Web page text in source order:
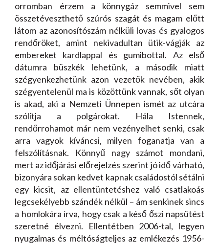
orromban érzem a könnygáz semmivel sem
összetéveszthető szúrós szagát és magam előtt
látom az azonosítószám nélküli lovas és gyalogos
rendőröket, amint nekivadultan ütik-vágják az
embereket kardlappal és gumibottal. Az első
dátumra büszkék lehetünk, a második miatt
szégyenkezhetünk azon vezetők nevében, akik
szégyentelenül ma is közöttünk vannak, sőt olyan
is akad, aki a Nemzeti Ünnepen ismét az utcára
szólítja a polgárokat. Hála Istennek,
rendőrrohamot már nem vezényelhet senki, csak
arra vagyok kíváncsi, milyen foganatja van a
felszólításnak. Könnyű nagy számot mondani,
mert az időjárási előrejelzés szerint jó idő várható,
bizonyára sokan kedvet kapnak családostól sétálni
egy kicsit, az ellentüntetéshez való csatlakoás
legcsekélyebb szándék nélkül – ám senkinek sincs
a homlokára írva, hogy csak a késő őszi napsütést
szeretné élvezni. Ellentétben 2006-tal, legyen
nyugalmas és méltóságteljes az emlékezés 1956-